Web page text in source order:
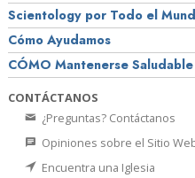
Scientology por Todo el
Cómo Ayudamos
CÓMO Mantenerse Saludable
CONTÁCTANOS
¿Preguntas? Contáctanos
Opiniones sobre el Sitio
Encuentra una Iglesia